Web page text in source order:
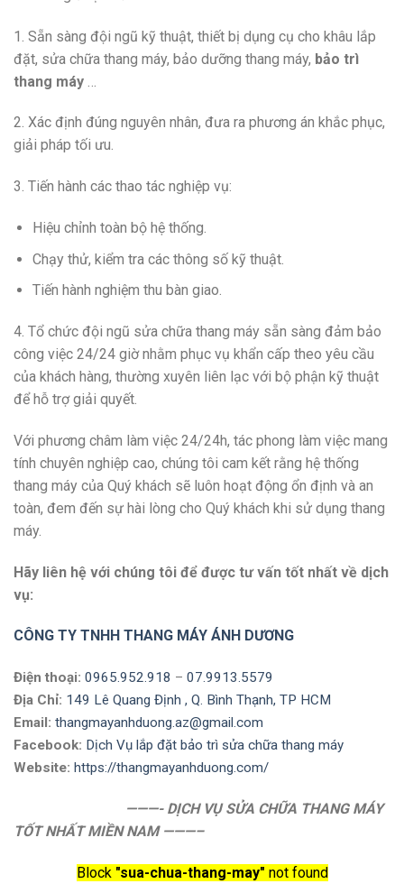
1. Sẵn sàng đội ngũ kỹ thuật, thiết bị dụng cụ cho khâu lắp
đặt, sửa chữa thang máy, bảo dưỡng thang máy, bảo trì
thang máy
2. Xác định đúng nguyên nhân, đưa ra phương án khắc phục,
giải pháp tối ưu.
3. Tiến hành các thao tác nghiệp vụ:
Hiệu chỉnh toàn bộ hệ thống.
Chạy thử, kiểm tra các thông số kỹ thuật.
Tiến hành nghiệm thu bàn giao.
4. Tổ chức đội ngũ sửa chữa thang máy sẵn sàng đảm bảo
công việc 24/24 giờ nhằm phục vụ khẩn cấp theo yêu cầu
của khách hàng, thường xuyên liên lạc với bộ phận kỹ thuật
để hỗ trợ giải quyết.
Với phương châm làm việc 24/24h, tác phong làm việc mang
tính chuyên nghiệp cao, chúng tôi cam kết rằng hệ thống
thang máy của Quý khách sẽ luôn hoạt động ổn định và an
toàn, đem đến sự hài lòng cho Quý khách khi sử dụng thang
máy.
Hãy liên hệ với chúng tôi để được tư vấn tốt nhất về dịch
vụ:
CÔNG TY TNHH THANG MÁY ÁNH DƯƠNG
Điện thoại: 0965.952.918 – 07.9913.5579
Địa Chỉ: 149 Lê Quang Định , Q. Bình Thạnh, TP HCM
Email: thangmayanhduong.az@gmail.com
Facebook: Dịch Vụ lắp đặt bảo trì sửa chữa thang máy
Website: https://thangmayanhduong.com/
———- DỊCH VỤ SỬA CHỮA THANG MÁY
TỐT NHẤT MIỀN NAM ———–
Block "sua-chua-thang-may" not found